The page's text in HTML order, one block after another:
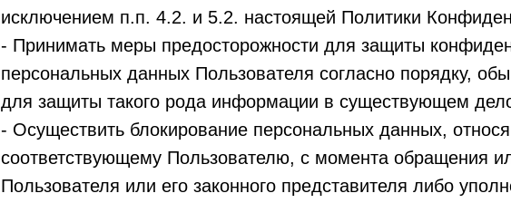
исключением п.п. 4.2. и 5.2. настоящей Политики
- Принимать меры предосторожности для защиты
персональных данных Пользователя согласно порядку,
для защиты такого рода информации в существующем
- Осуществить блокирование персональных данных,
соответствующему Пользователю, с момента обращения
Пользователя или его законного представителя либо